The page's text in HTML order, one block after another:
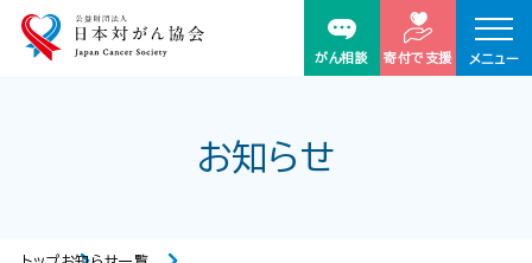
がん相談 寄付で支援 メニュー
お知らせ
トップお知らせ一覧